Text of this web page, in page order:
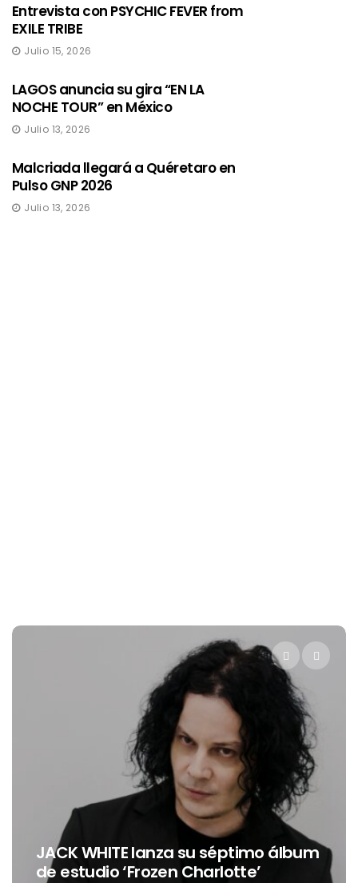
Entrevista con PSYCHIC FEVER from
EXILE TRIBE
Julio 15, 2026
LAGOS anuncia su gira “EN LA
NOCHE TOUR” en México
Julio 13, 2026
Malcriada llegará a Quéretaro en
Pulso GNP 2026
Julio 13, 2026
JACK WHITE lanza su séptimo álbum
de estudio ‘Frozen Charlotte’